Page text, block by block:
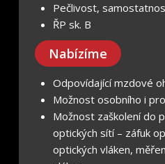
Pečlivost,
ŘP sk. B
Nabízíme
Odpovídající mzdové
Možnost osobního i
Možnost zaškolení do
optických sítí – záfuk
optických vláken,